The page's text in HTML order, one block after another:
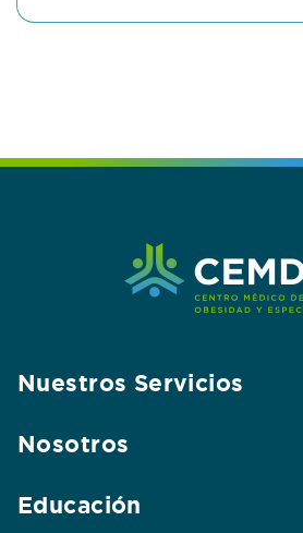
Nuestros Servicios
Nosotros
Educación